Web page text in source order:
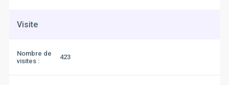
Visite
Nombre de
visites :
423